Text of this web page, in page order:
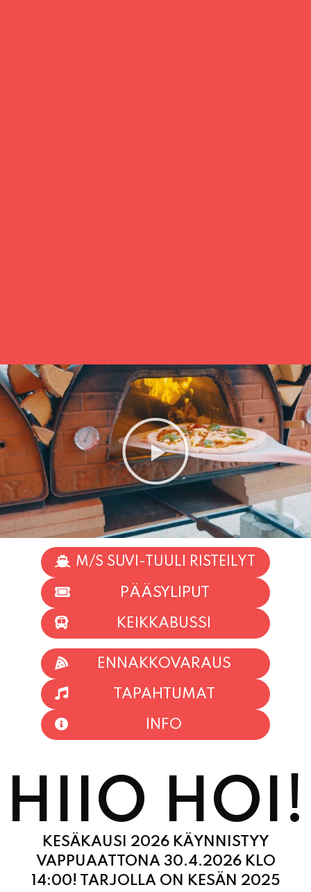
M/S SUVI-TUULI RISTEILYT
PÄÄSYLIPUT
KEIKKABUSSI
ENNAKKOVARAUS
TAPAHTUMAT
INFO
HIIO HOI!
KESÄKAUSI 2026 KÄYNNISTYY
VAPPUAATTONA 30.4.2026 KLO
14:00! TARJOLLA ON KESÄN 2025